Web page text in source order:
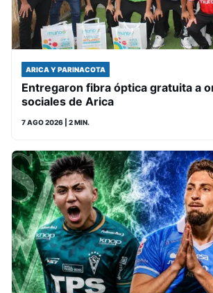
ARICA Y PARINACOTA
Entregaron fibra óptica gratuita a
sociales de Arica
7 AGO 2026 | 2 MIN.